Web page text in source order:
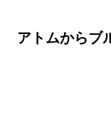
アトムからブ